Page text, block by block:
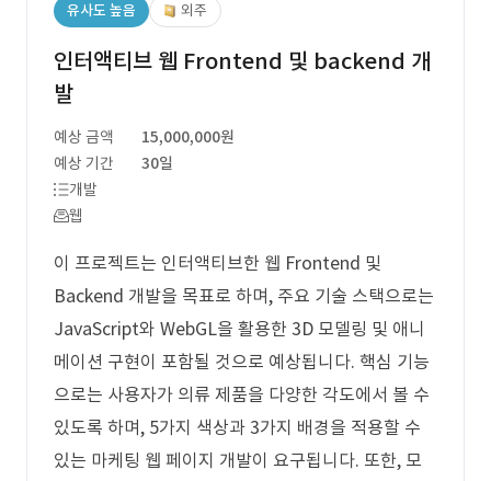
유사도 높음 외주
인터액티브 웹 Frontend 및 backend 개
발
예상 금액
15,000,000원
예상 기간
30일
개발
웹
이 프로젝트는 인터액티브한 웹 Frontend 및
Backend 개발을 목표로 하며, 주요 기술 스택으로는
JavaScript와 WebGL을 활용한 3D 모델링 및 애니
메이션 구현이 포함될 것으로 예상됩니다. 핵심 기능
으로는 사용자가 의류 제품을 다양한 각도에서 볼 수
있도록 하며, 5가지 색상과 3가지 배경을 적용할 수
있는 마케팅 웹 페이지 개발이 요구됩니다. 또한, 모